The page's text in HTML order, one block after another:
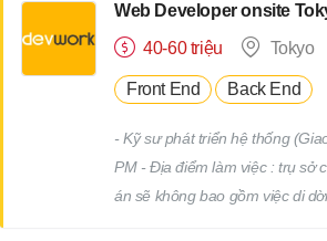
Web Developer onsite
40-60 triệu
Tokyo
Front End Back End
- Kỹ sư phát triển hệ thống
PM - Địa điểm làm việc : trụ sở
án sẽ không bao gồm việc di